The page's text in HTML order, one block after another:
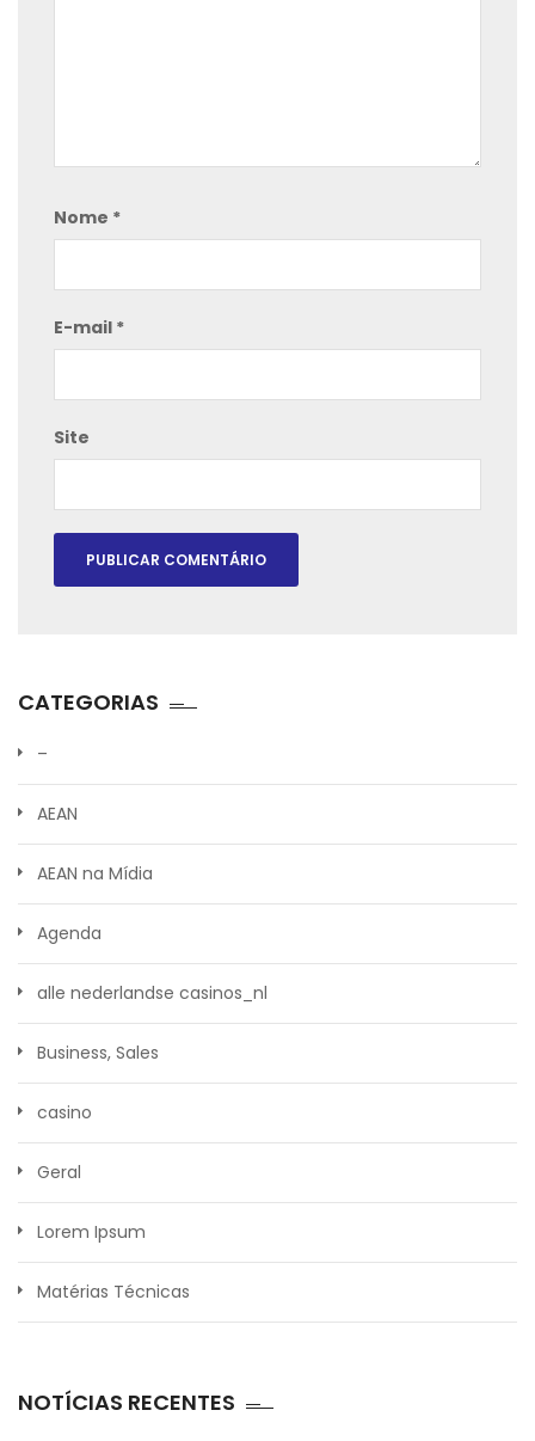
Nome *
E-mail *
Site
CATEGORIAS
–
AEAN
AEAN na Mídia
Agenda
alle nederlandse casinos_nl
Business, Sales
casino
Geral
Lorem Ipsum
Matérias Técnicas
NOTÍCIAS RECENTES